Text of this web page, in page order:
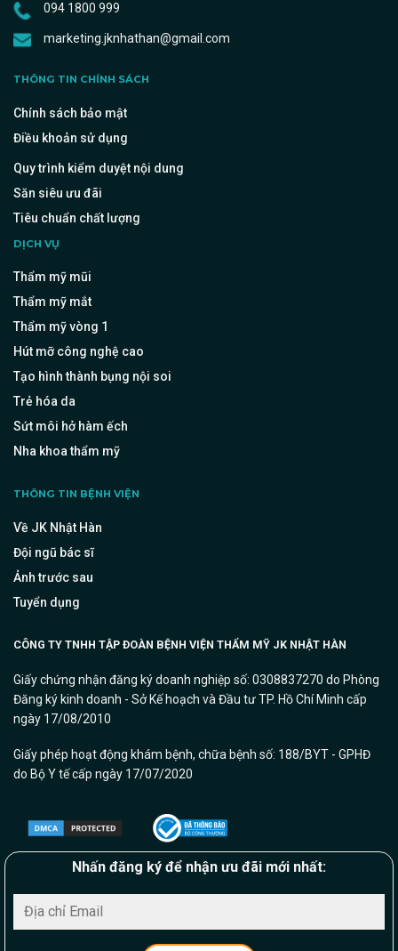
094 1800 999
marketing.jknhathan@gmail.com
THÔNG TIN CHÍNH SÁCH
Chính sách bảo mật
Điều khoản sử dụng
Quy trình kiểm duyệt nội dung
Săn siêu ưu đãi
Tiêu chuẩn chất lượng
DỊCH VỤ
Thẩm mỹ mũi
Thẩm mỹ mắt
Thẩm mỹ vòng 1
Hút mỡ công nghệ cao
Tạo hình thành bụng nội soi
Trẻ hóa da
Sứt môi hở hàm ếch
Nha khoa thẩm mỹ
THÔNG TIN BỆNH VIỆN
Về JK Nhật Hàn
Đội ngũ bác sĩ
Ảnh trước sau
Tuyển dụng
CÔNG TY TNHH TẬP ĐOÀN BỆNH VIỆN THẨM MỸ JK NHẬT HÀN
Giấy chứng nhận đăng ký doanh nghiệp số: 0308837270 do Phòng
Đăng ký kinh doanh - Sở Kế hoạch và Đầu tư TP. Hồ Chí Minh cấp
ngày 17/08/2010
Giấy phép hoạt động khám bệnh, chữa bệnh số: 188/BYT - GPHĐ
do Bộ Y tế cấp ngày 17/07/2020
Nhấn đăng ký để nhận ưu đãi mới nhất: